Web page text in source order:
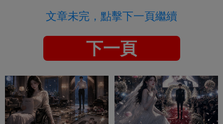
文章未完，點擊下一頁繼續
下一頁